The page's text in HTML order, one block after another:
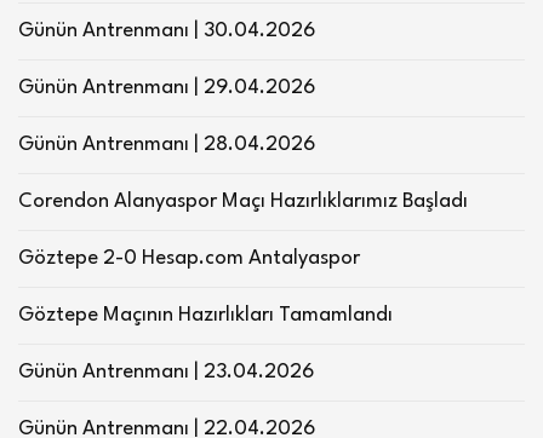
Günün Antrenmanı | 30.04.2026
Günün Antrenmanı | 29.04.2026
Günün Antrenmanı | 28.04.2026
Corendon Alanyaspor Maçı Hazırlıklarımız Başladı
Göztepe 2-0 Hesap.com Antalyaspor
Göztepe Maçının Hazırlıkları Tamamlandı
Günün Antrenmanı | 23.04.2026
Günün Antrenmanı | 22.04.2026